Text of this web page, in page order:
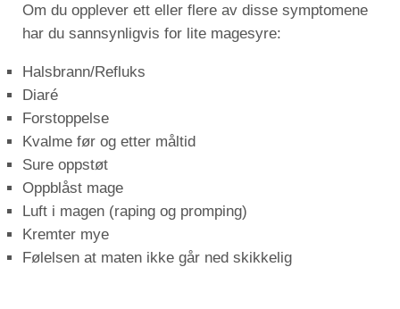
Om du opplever ett eller flere av disse symptomene
har du sannsynligvis for lite magesyre:
Halsbrann/Refluks
Diaré
Forstoppelse
Kvalme før og etter måltid
Sure oppstøt
Oppblåst mage
Luft i magen (raping og promping)
Kremter mye
Følelsen at maten ikke går ned skikkelig